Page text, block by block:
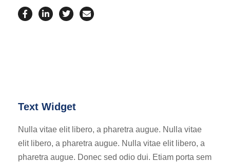
Text Widget
Nulla vitae elit libero, a pharetra augue. Nulla vitae
elit libero, a pharetra augue. Nulla vitae elit libero, a
pharetra augue. Donec sed odio dui. Etiam porta sem